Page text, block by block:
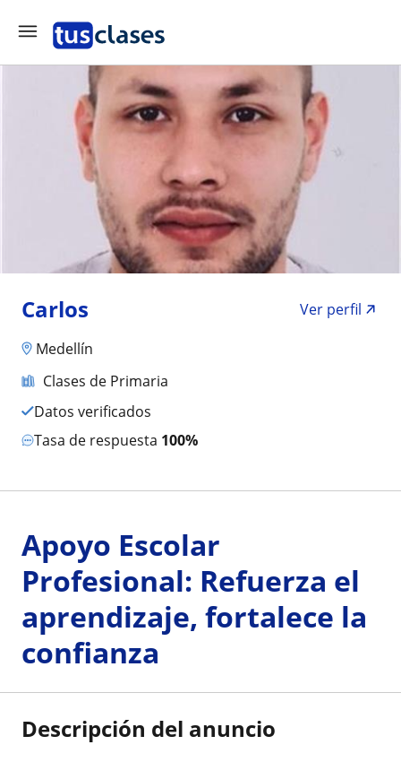
Carlos
Ver perfil
Medellín
Clases de Primaria
Datos verificados
Tasa de respuesta 100%
Apoyo Escolar
Profesional: Refuerza el
aprendizaje, fortalece la
confianza
Descripción del anuncio